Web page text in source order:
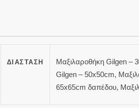
ΔΙΆΣΤΑΣΗ
Μαξιλαροθήκη Gilgen –
Gilgen – 50x50cm,
65x65cm δαπέδου,